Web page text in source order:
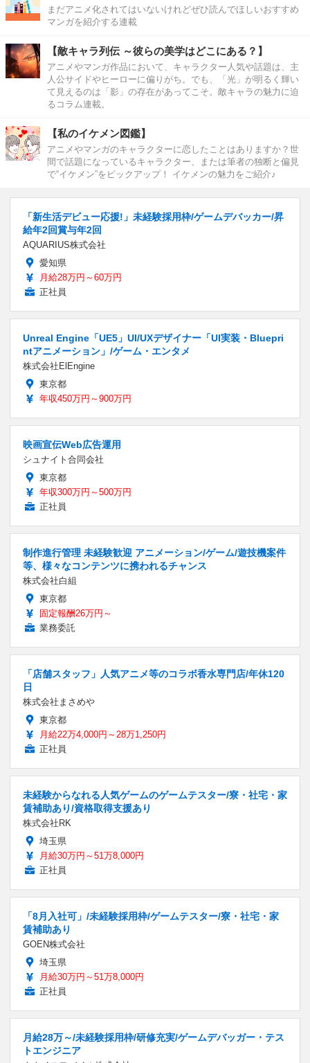
まだアニメ化されてはいないけれどぜひ読んでほしいおすすめ
マンガを紹介する連載
【敵キャラ列伝 ～彼らの美学はどこにある？】
アニメやマンガ作品において、キャラクター人気や話題は、主
人公サイドやヒーローに偏りがち。でも、「光」が明るく輝い
て見えるのは「影」の存在があってこそ。敵キャラの魅力に迫
るコラム連載。
【私のイケメン図鑑】
アニメやマンガのキャラクターに恋したことはありますか？世
間で話題になっているキャラクター、または筆者の独断と偏見
で“イケメン”をピックアップ！ イケメンの魅力をご紹介♪
「新生活デビュー応援!」未経験採用枠/ゲームデバッカー/昇
給年2回賞与年2回
AQUARIUS株式会社
愛知県
月給28万円～60万円
正社員
Unreal Engine「UE5」UI/UXデザイナー「UI実装・Bluepri
ntアニメーション」/ゲーム・エンタメ
株式会社ElEngine
東京都
年収450万円～900万円
映画宣伝Web広告運用
シュナイト合同会社
東京都
年収300万円～500万円
正社員
制作進行管理 未経験歓迎 アニメーション/ゲーム/遊技機案件
等、様々なコンテンツに携われるチャンス
株式会社白組
東京都
固定報酬26万円～
業務委託
「店舗スタッフ」人気アニメ等のコラボ香水専門店/年休120
日
株式会社まさめや
東京都
月給22万4,000円～28万1,250円
正社員
未経験からなれる人気ゲームのゲームテスター/寮・社宅・家
賃補助あり/資格取得支援あり
株式会社RK
埼玉県
月給30万円～51万8,000円
正社員
「8月入社可」/未経験採用枠/ゲームテスター/寮・社宅・家
賃補助あり
GOEN株式会社
埼玉県
月給30万円～51万8,000円
正社員
月給28万～/未経験採用枠/研修充実/ゲームデバッガー・テス
トエンジニア